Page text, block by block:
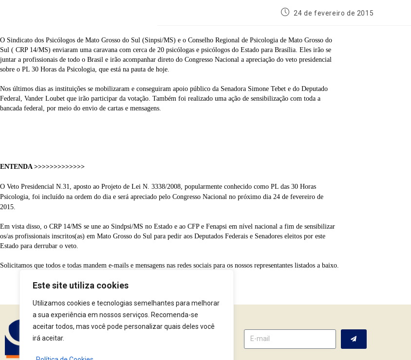
Este site utiliza cookies
Utilizamos cookies e tecnologias semelhantes para melhorar
a sua experiência em nossos serviços. Recomenda-se
aceitar todos, mas você pode personalizar quais deles você
irá aceitar.
24 de fevereiro de 2015
O Sindicato dos Psicólogos de Mato Grosso do Sul (Sinpsi/MS) e o Conselho Regional de Psicologia de Mato Grosso do
Sul ( CRP 14/MS) enviaram uma caravana com cerca de 20 psicólogas e psicólogos do Estado para Brasília. Eles irão se
juntar a profissionais de todo o Brasil e irão acompanhar direto do Congresso Nacional a apreciação do veto presidencial
sobre o PL 30 Horas da Psicologia, que está na pauta de hoje.
Nos últimos dias as instituições se mobilizaram e conseguiram apoio público da Senadora Simone Tebet e do Deputado
Federal, Vander Loubet que irão participar da votação. Também foi realizado uma ação de sensibilização com toda a
bancada federal, por meio do envio de cartas e mensagens.
ENTENDA >>>>>>>>>>>>>
O Veto Presidencial N.31, aposto ao Projeto de Lei N. 3338/2008, popularmente conhecido como PL das 30 Horas
Psicologia, foi incluído na ordem do dia e será apreciado pelo Congresso Nacional no próximo dia 24 de fevereiro de
2015.
Em vista disso, o CRP 14/MS se une ao Sindpsi/MS no Estado e ao CFP e Fenapsi em nível nacional a fim de sensibilizar
os/as profissionais inscritos(as) em Mato Grosso do Sul para pedir aos Deputados Federais e Senadores eleitos por este
Estado para derrubar o veto.
Solicitamos que todos e todas mandem e-mails e mensagens nas redes sociais para os nossos representantes listados a baixo.